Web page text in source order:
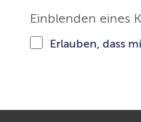
Einblenden eines
Erlauben, dass
& Behörden
zu Rostschäden an